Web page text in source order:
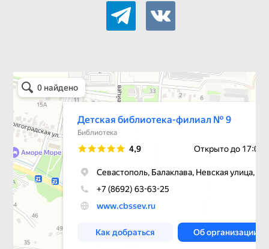
telegram vkontakte
Детская библиотека-филиал № 9
Библиотека в Севастополе